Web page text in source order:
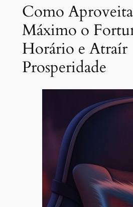
Como
Máximo o
Horário e Atraír
Prosperidade